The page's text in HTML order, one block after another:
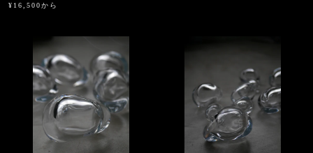
¥16,500から